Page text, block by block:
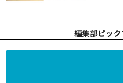
編集部ピッ